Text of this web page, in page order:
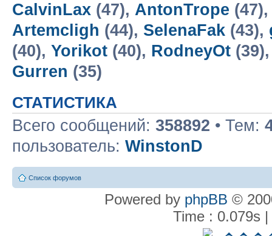
CalvinLax (47), AntonTrope
Artemcligh (44), SelenaFak (43),
(40), Yorikot (40), RodneyOt
Gurren (35)
СТАТИСТИКА
Всего сообщений: 358892 • Тем:
пользователь: WinstonD
Список форумов
Powered by phpBB ©
Time : 0.079s